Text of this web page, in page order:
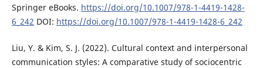
Springer eBooks. https://doi.org/10.1007/978-1-4419-1428-
6_242 DOI: https://doi.org/10.1007/978-1-4419-1428-6_242
Liu, Y. & Kim, S. J. (2022). Cultural context and interpersonal
communication styles: A comparative study of sociocentric